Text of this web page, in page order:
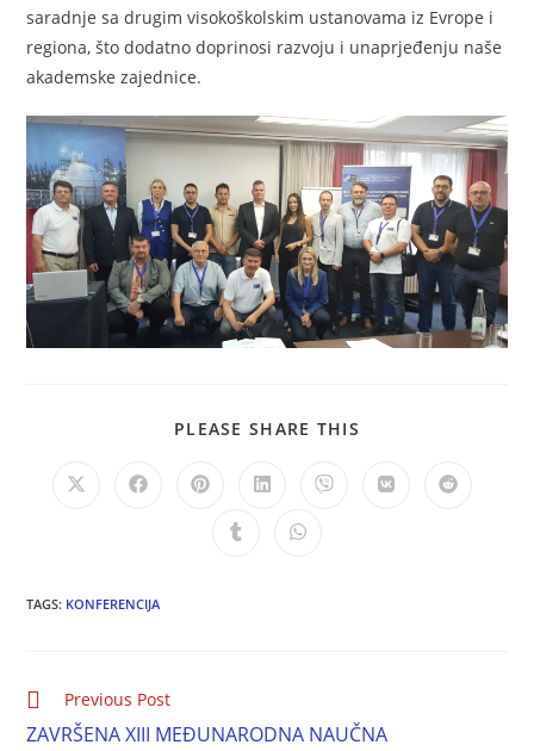
saradnje sa drugim visokoškolskim ustanovama iz Evrope i
regiona, što dodatno doprinosi razvoju i unaprjeđenju naše
akademske zajednice.
PLEASE SHARE THIS
TAGS: KONFERENCIJA
Previous Post
ZAVRŠENA XIII MEĐUNARODNA NAUČNA